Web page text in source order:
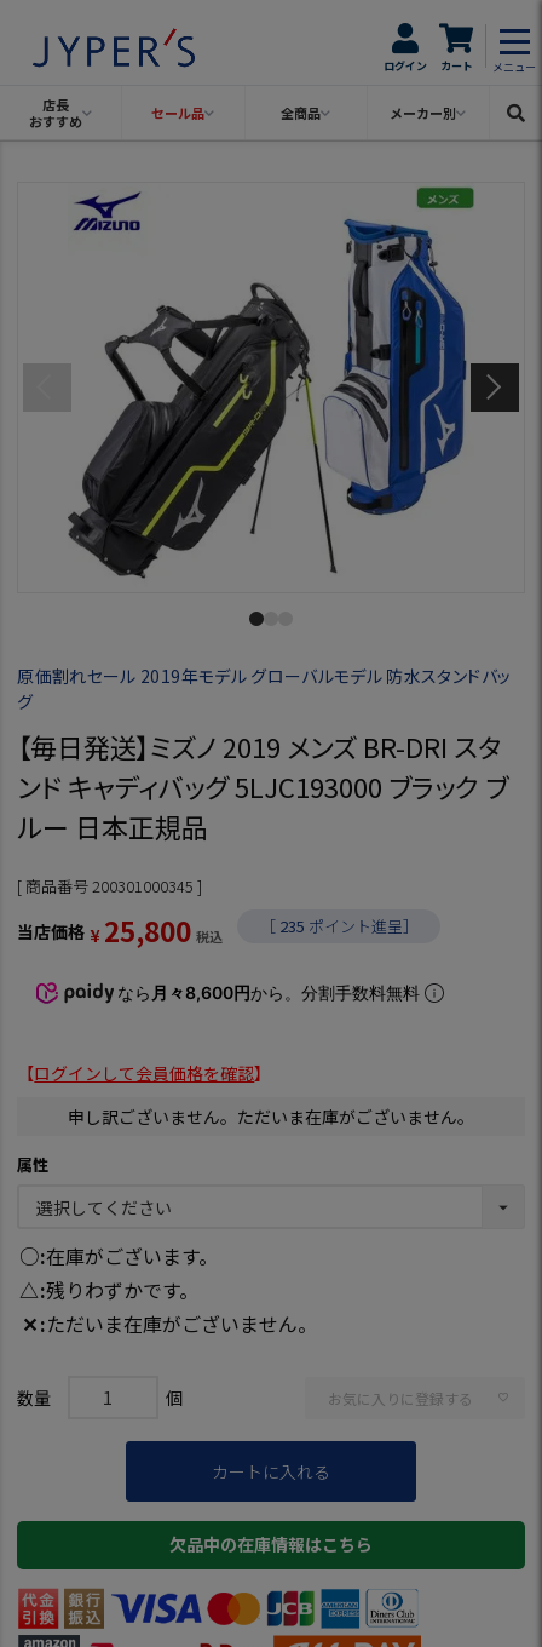
ログイン カート メニュー
店長
おすすめ
セール品 全商品 メーカー別
原価割れセール 2019年モデル グローバルモデル 防水スタンドバッ
グ
【毎日発送】ミズノ 2019 メンズ BR-DRI スタ
ンド キャディバッグ 5LJC193000 ブラック ブ
ルー 日本正規品
商品番号 200301000345
当店価格 ¥ 25,800 税込 ［ 235 ポイント進呈］
なら 月々8,600円から。分割手数料無料
【ログインして会員価格を確認】
申し訳ございません。ただいま在庫がございません。
属性
○ 在庫がございます。
△ 残りわずかです。
✕ ただいま在庫がございません。
お気に入りに登録する
カートに入れる
欠品中の在庫情報はこちら